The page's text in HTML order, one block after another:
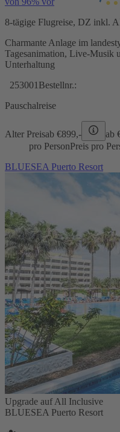
8-tägige Flugreise, DZ inkl.
Charmante Anlage im
Tagesanimation, Live-Musik
Unterhaltung
253001 Bestellnr.:
Pauschalreise
Alter Preisab €899,- ab
pro PersonPreis pro
BLUESEA Puerto Resort
Upgrade auf All Inclusive
BLUESEA Puerto Resort